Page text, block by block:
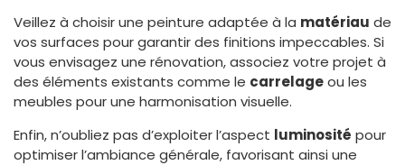
Veillez à choisir une peinture adaptée à la matériau de
vos surfaces pour garantir des finitions impeccables. Si
vous envisagez une rénovation, associez votre projet à
des éléments existants comme le carrelageou les
meubles pour une harmonisation visuelle.
Enfin, n’oubliez pas d’exploiter l’aspect luminosité pour
optimiser l’ambiance générale, favorisant ainsi une